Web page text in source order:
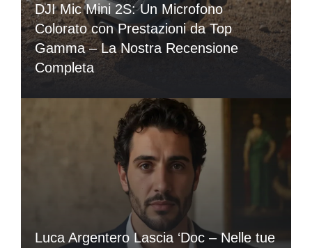
DJI Mic Mini 2S: Un Microfono
Colorato con Prestazioni da Top
Gamma – La Nostra Recensione
Completa
Luca Argentero Lascia ‘Doc – Nelle tue